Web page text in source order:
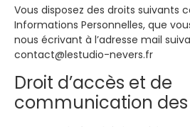
Vous disposez des droits suivants
Informations Personnelles, que
nous écrivant à l’adresse mail
contact@lestudio-nevers.fr
Droit d’accès et de
communication